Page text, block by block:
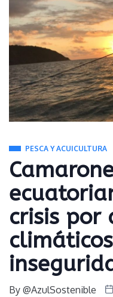
PESCA Y ACUICULTURA
crisis por
By @AzulSostenible